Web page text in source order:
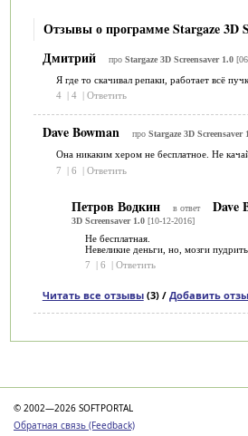
Отзывы о программе Stargaze 3D
Дмитрий
про Stargaze 3D Screensaver 1.0
Я где то скачивал репаки, работает всё
4
4 Ответить
Dave Bowman про Stargaze 3D Screensaver
Она никаким хером не бесплатное. Не
7
| 6 | Ответить
Петров Водкин в ответ Dave
3D Screensaver 1.0[10-12-2016]
Не бесплатная.
Невеликие деньги, но, мозги пудрить
7
6 Ответить
Читать все отзывы(3) / Добавить
© 2002—2026 SOFTPORTAL
Обратная связь (Feedback)